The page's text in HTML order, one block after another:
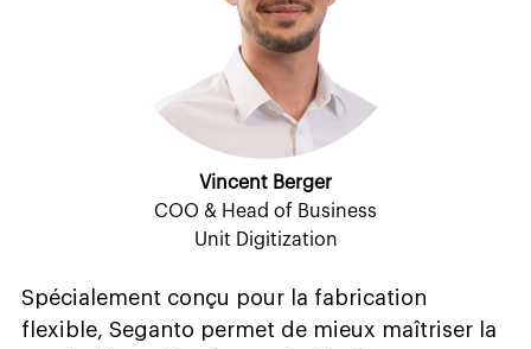
Vincent Berger
COO & Head of Business
Unit Digitization
Spécialement conçu pour la fabrication
flexible, Seganto permet de mieux maîtriser la